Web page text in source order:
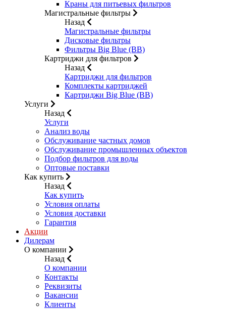
Краны для питьевых фильтров
Магистральные фильтры
Назад
Магистральные фильтры
Дисковые фильтры
Фильтры Big Blue (BB)
Картриджи для фильтров
Назад
Картриджи для фильтров
Комплекты картриджей
Картриджи Big Blue (BB)
Услуги
Назад
Услуги
Анализ воды
Обслуживание частных домов
Обслуживание промышленных объектов
Подбор фильтров для воды
Оптовые поставки
Как купить
Назад
Как купить
Условия оплаты
Условия доставки
Гарантия
Акции
Дилерам
О компании
Назад
О компании
Контакты
Реквизиты
Вакансии
Клиенты